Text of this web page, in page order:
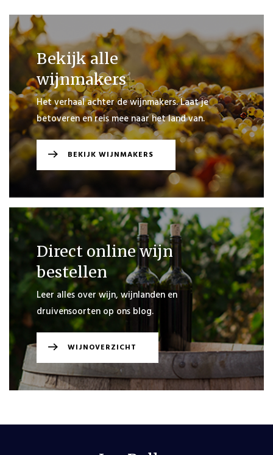
Bekijk alle
wijnmakers
Het verhaal achter de wijnmakers. Laat je
betoveren en reis mee naar het land van.
BEKIJK WIJNMAKERS
Direct online wijn
bestellen
Leer alles over wijn, wijnlanden en
druivensoorten op ons blog.
WIJNOVERZICHT